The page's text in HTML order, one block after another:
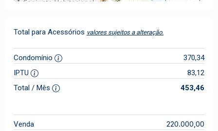
Total para Acessórios valores sujeitos a alteração.
Condomínio
370,34
IPTU
83,12
Total / Mês
453,46
Venda 220.000,00